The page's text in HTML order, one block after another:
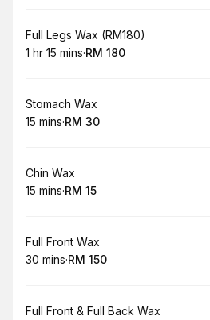
Book
Full Legs Wax (RM180)
. Duration :
1 hr 15 mins·
.Price:
RM 180
Book
Stomach Wax
.Duration :
15 mins·
.Price
RM 30
Book
Chin Wax
.Duration
15 mins·
.Price
RM 15
Book
Full Front Wax
.Duration
30 mins·
.Price:
RM 150
Book
Full Front & Full Back Wax